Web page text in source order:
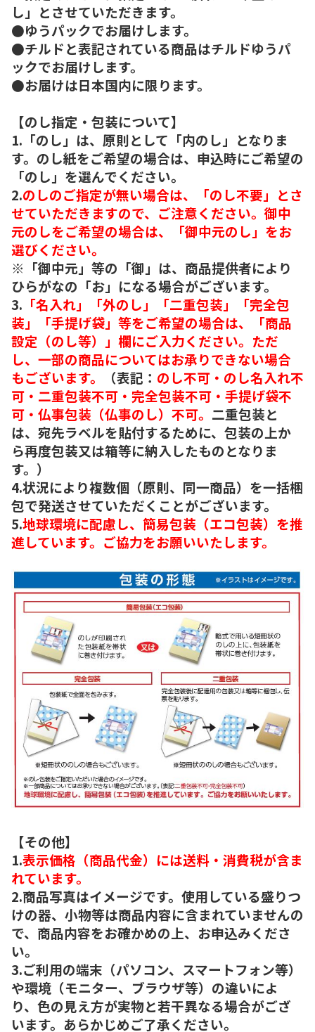
し」とさせていただきます。
●ゆうパックでお届けします。
●チルドと表記されている商品はチルドゆうパ
ックでお届けします。
●お届けは日本国内に限ります。
【のし指定・包装について】
1.「のし」は、原則として「内のし」となりま
す。のし紙をご希望の場合は、申込時にご希望の
「のし」を選んでください。
2.のしのご指定が無い場合は、「のし不要」とさ
せていただきますので、ご注意ください。御中
元のしをご希望の場合は、「御中元のし」をお
選びください。
※「御中元」等の「御」は、商品提供者により
ひらがなの「お」になる場合がございます。
3. 「名入れ」「外のし」「二重包装」「完全包
装」「手提げ袋」等をご希望の場合は、「商品
設定（のし等）」欄にご入力ください。ただ
し、一部の商品についてはお承りできない場合
もございます。
（表記： のし不可・のし名入れ不
可・二重包装不可・完全包装不可・手提げ袋不
可・仏事包装（仏事のし）不可。 二重包装と
は、宛先ラベルを貼付するために、包装の上か
ら再度包装又は箱等に納入したものとなりま
す。）
4.状況により複数個（原則、同一商品）を一括梱
包で発送させていただくことがございます。
5.地球環境に配慮し、簡易包装（エコ包装）を推
進しています。ご協力をお願いいたします。
【その他】
1.表示価格（商品代金）には送料・消費税が含ま
れています。
2.商品写真はイメージです。使用している盛りつ
けの器、小物等は商品内容に含まれていませんの
で、商品内容をお確かめの上、お申込みくださ
い。
3.ご利用の端末（パソコン、スマートフォン等）
や環境（モニター、ブラウザ等）の違いによ
り、色の見え方が実物と若干異なる場合がござ
います。あらかじめご了承ください。